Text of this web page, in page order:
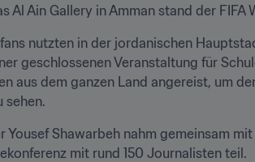
Al Ain Gallery in Amman stand der
nutzten in der jordanischen
geschlossenen Veranstaltung für
aus dem ganzen Land angereist, um
sehen.
Yousef Shawarbeh nahm gemeinsam
mit rund 150 Journalisten teil.